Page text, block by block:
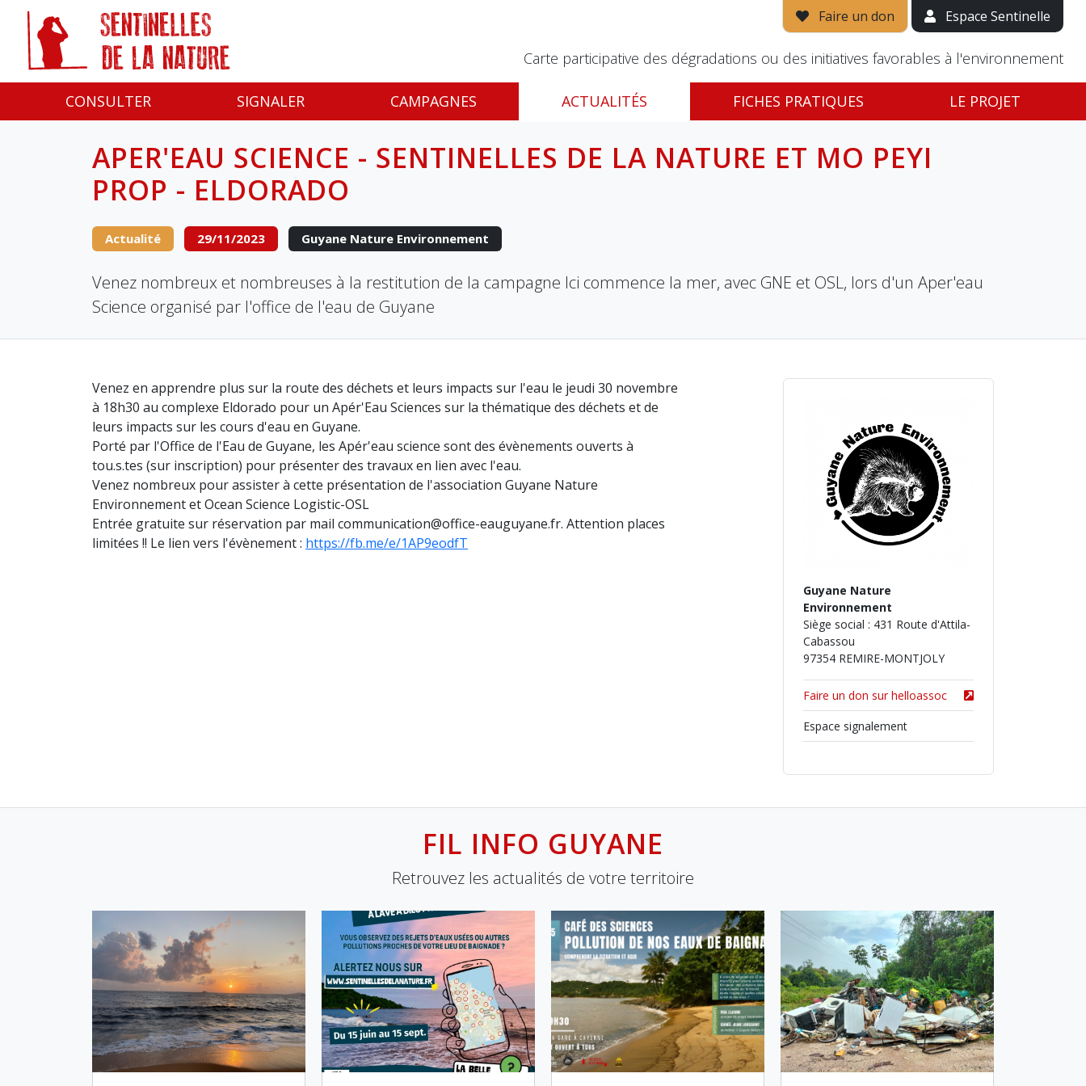
Faire un don Espace Sentinelle
Carte participative des dégradations ou des initiatives favorables à l'environnement
CONSULTER SIGNALER CAMPAGNES ACTUALITÉS FICHES PRATIQUES LE PROJET
APER'EAU SCIENCE - SENTINELLES DE LA NATURE ET MO PEYI
PROP - ELDORADO
Actualité 29/11/2023 Guyane Nature Environnement
Venez nombreux et nombreuses à la restitution de la campagne Ici commence la mer, avec GNE et OSL, lors d'un Aper'eau
Science organisé par l'office de l'eau de Guyane
Venez en apprendre plus sur la route des déchets et leurs impacts sur l'eau le jeudi 30 novembre
à 18h30 au complexe Eldorado pour un Apér'Eau Sciences sur la thématique des déchets et de
leurs impacts sur les cours d'eau en Guyane.
Porté par l'Office de l'Eau de Guyane, les Apér'eau science sont des évènements ouverts à
tou.s.tes (sur inscription) pour présenter des travaux en lien avec l'eau.
Venez nombreux pour assister à cette présentation de l'association Guyane Nature
Environnement et Ocean Science Logistic-OSL
Entrée gratuite sur réservation par mail communication@office-eauguyane.fr. Attention places
limitées !! Le lien vers l'évènement : https://fb.me/e/1AP9eodfT
Guyane Nature
Environnement
Siège social : 431 Route d'Attila-
Cabassou
97354 REMIRE-MONTJOLY
Faire un don sur helloassoc
Espace signalement
FIL INFO GUYANE
Retrouvez les actualités de votre territoire
Panneau de gestion des cookies